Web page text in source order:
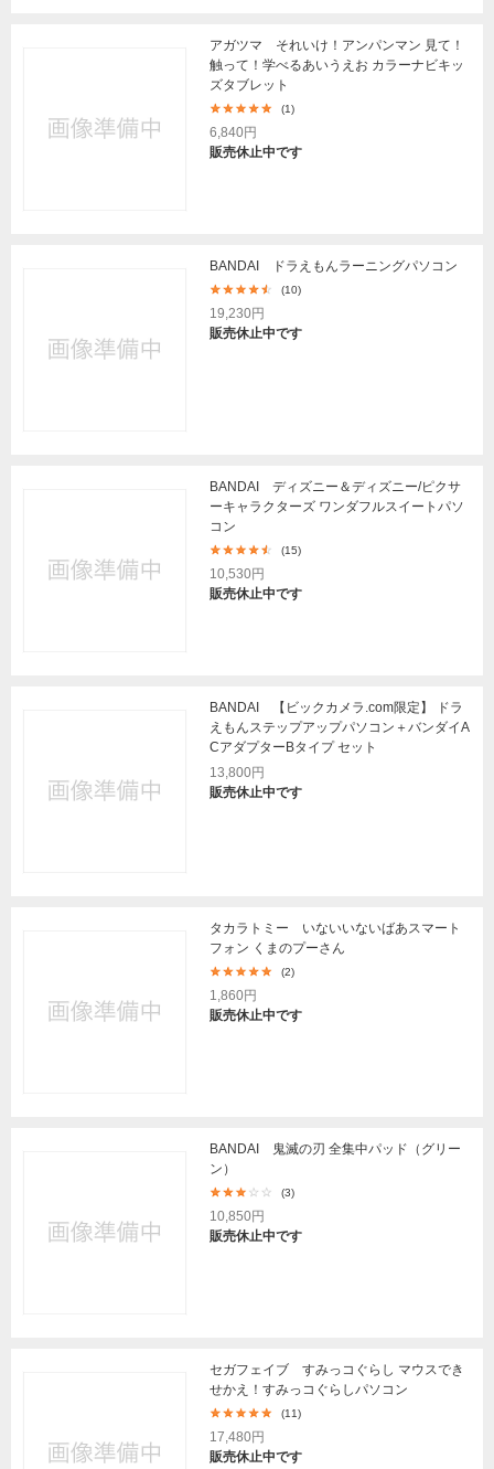
アガツマ それいけ！アンパンマン 見て！
触って！学べるあいうえお カラーナビキッ
ズタブレット
(1)
6,840円
販売休止中です
BANDAI ドラえもんラーニングパソコン
(10)
19,230円
販売休止中です
BANDAI ディズニー＆ディズニー/ピクサ
ーキャラクターズ ワンダフルスイートパソ
コン
(15)
10,530円
販売休止中です
BANDAI 【ビックカメラ.com限定】 ドラ
えもんステップアップパソコン＋バンダイA
CアダプターBタイプ セット
13,800円
販売休止中です
タカラトミー いないいないばあスマート
フォン くまのプーさん
(2)
1,860円
販売休止中です
BANDAI 鬼滅の刃 全集中パッド（グリー
ン）
(3)
10,850円
販売休止中です
セガフェイブ すみっコぐらし マウスでき
せかえ！すみっコぐらしパソコン
(11)
17,480円
販売休止中です